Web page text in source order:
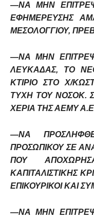
—ΝΑ ΜΗΝ
ΕΦΗΜΕΡΕΥΣΗΣ
ΜΕΣΟΛΟΓΓΙΟΥ,
—ΝΑ ΜΗΝ
ΛΕΥΚΑΔΑΣ, ΤΟ
ΚΤΙΡΙΟ ΣΤΟ Χ/
ΤΥΧΗ ΤΟΥ ΝΟΣΟΚ.
ΧΕΡΙΑ ΤΗΣ ΑΕΜΥ
—ΝΑ
ΠΡΟΣΩΠΙΚΟΥ ΣΕ
ΠΟΥ
ΚΑΠΙΤΑΛΙΣΤΙΚΗΣ
ΕΠΙΚΟΥΡΙΚΟΙ ΚΑΙ
—ΝΑ ΜΗΝ